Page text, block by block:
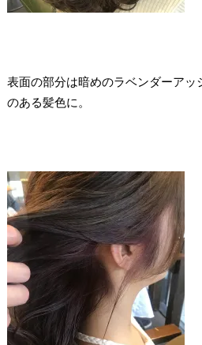
表面の部分は暗めのラベンダーア
のある髪色に。